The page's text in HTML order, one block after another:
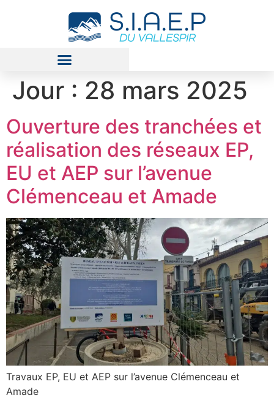
Jour : 28 mars 2025
Ouverture des tranchées et
réalisation des réseaux EP,
EU et AEP sur l’avenue
Clémenceau et Amade
Travaux EP, EU et AEP sur l’avenue Clémenceau et
Amade